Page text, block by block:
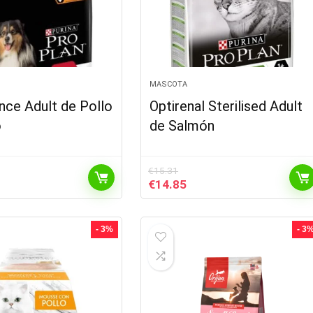
Adult de Pollo
MASCOTA
Optirenal Sterilised Adult
de Salmón
€15.31
El
precio
€15.31.
€14.85El
precio
- 3% -